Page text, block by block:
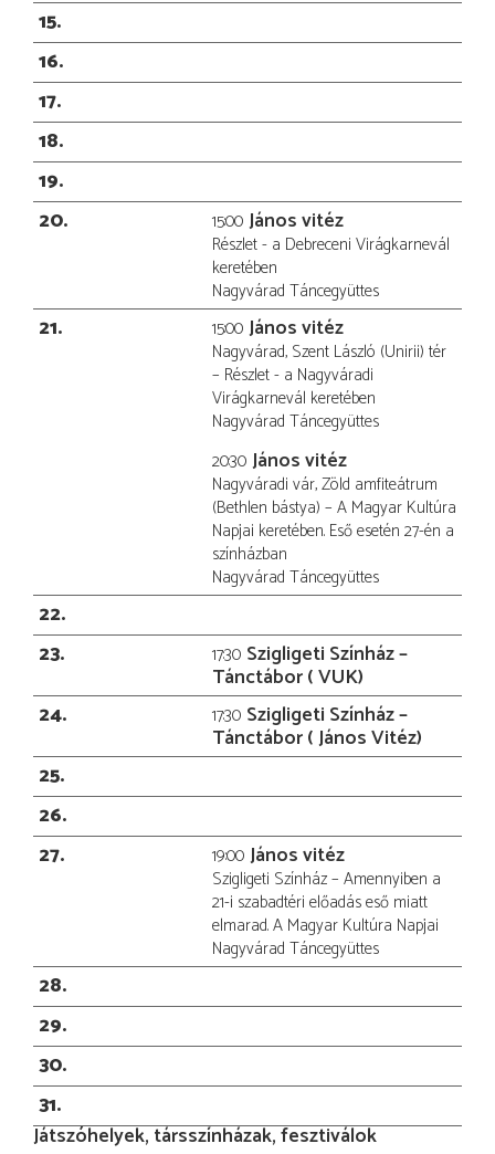
15
16
17
18
19
20
15:00 János vitéz
Részlet - a Debreceni Virágkarnevál
keretében
Nagyvárad Táncegyüttes
21 15:00 János vitéz
Nagyvárad, Szent László (Unirii) tér
– Részlet - a Nagyváradi
Virágkarnevál keretében
Nagyvárad Táncegyüttes
20:30 János vitéz
Nagyváradi vár, Zöld amfiteátrum
(Bethlen bástya) – A Magyar Kultúra
Napjai keretében. Eső esetén 27-én a
színházban
Nagyvárad Táncegyüttes
22
23
17:30 Szigligeti Színház –
Tánctábor ( VUK)
24
17:30 Szigligeti Színház –
Tánctábor ( János Vitéz)
25
26
27
19:00 János vitéz
Szigligeti Színház – Amennyiben a
21-i szabadtéri előadás eső miatt
elmarad. A Magyar Kultúra Napjai
Nagyvárad Táncegyüttes
28
29
30
31
Játszóhelyek, társszínházak, fesztiválok